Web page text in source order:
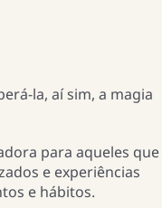
la, aí sim, a magia
para aqueles que
e experiências
e hábitos.